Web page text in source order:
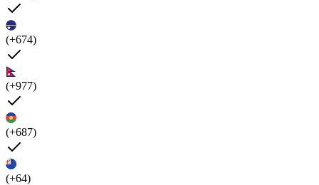
(+674)
(+977)
(+687)
(+64)